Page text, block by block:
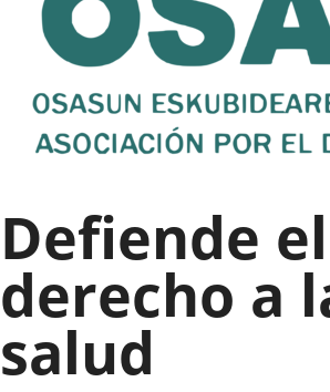
Defiende el
derecho a
salud